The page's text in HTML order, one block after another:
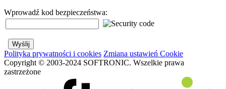
Wprowadź kod bezpieczeństwa:
Polityka prywatności i cookies Zmiana ustawień Cookie
Copyright © 2003-2024 SOFTRONIC. Wszelkie prawa
zastrzeżone